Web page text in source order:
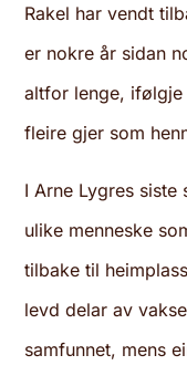
Rakel har vendt
er nokre år sidan
altfor lenge, ifølgje
fleire gjer som
I Arne Lygres siste
ulike menneske
tilbake til
levd delar av
samfunnet, mens